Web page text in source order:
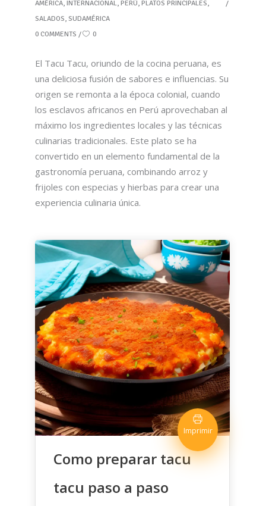
AMÉRICA, INTERNACIONAL, PERÚ, PLATOS PRINCIPALES,
SALADOS, SUDAMÉRICA
0 COMMENTS
0
El Tacu Tacu, oriundo de la cocina peruana, es
una deliciosa fusión de sabores e influencias. Su
origen se remonta a la época colonial, cuando
los esclavos africanos en Perú aprovechaban al
máximo los ingredientes locales y las técnicas
culinarias tradicionales. Este plato se ha
convertido en un elemento fundamental de la
gastronomía peruana, combinando arroz y
frijoles con especias y hierbas para crear una
experiencia culinaria única.
Imprimir
Como preparar tacu
tacu paso a paso